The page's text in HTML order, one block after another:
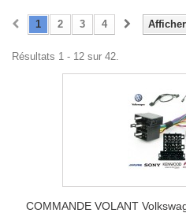
1 2 3 4
Résultats 1 - 12 sur 42.
COMMANDE VOLANT